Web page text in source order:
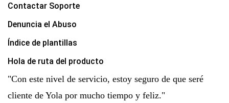
Contactar Soporte
Denuncia el Abuso
Índice de plantillas
Hola de ruta del producto
"Con este nivel de servicio, estoy seguro de que seré
cliente de Yola por mucho tiempo y feliz."